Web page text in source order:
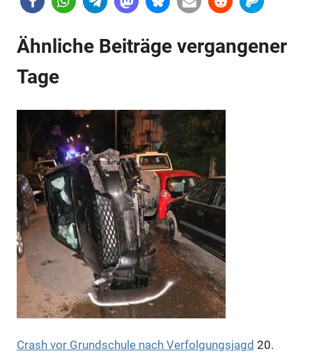
Anzeige
Ähnliche Beiträge vergangener
Tage
Crash vor Grundschule nach Verfolgungsjagd 20.